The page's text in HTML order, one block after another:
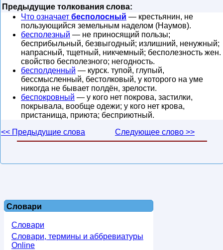
Предыдущие толкования слова:
Что означает бесполосный — крестьянин, не
пользующийся земельным наделом (Наумов).
бесполезный — не приносящий пользы;
бесприбыльный, безвыгодный; излишний, ненужный;
напрасный, тщетный, никчемный; бесполезность жен.
свойство бесполезного; негодность.
бесполденный — курск. тупой, глупый,
бессмысленный, бестолковый, у которого на уме
никогда не бывает полдён, зрелости.
беспокровный — у кого нет покрова, застилки,
покрывала, вообще одежи; у кого нет крова,
пристанища, приюта; бесприютный.
<< Предыдущие слова
Следующее слово >>
Словари
Словари
Словари, термины и аббревиатуры
Online